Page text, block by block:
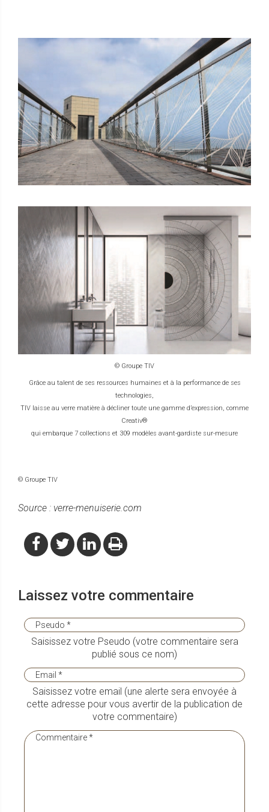
© Groupe TIV
Grâce au talent de ses ressources humaines et à la performance de ses
technologies,
TIV laisse au verre matière à décliner toute une gamme d’expression, comme
Creativ®
qui embarque 7 collections et 309 modèles avant-gardiste sur-mesure
© Groupe TIV
Source : verre-menuiserie.com
Laissez votre commentaire
Saisissez votre Pseudo (votre commentaire sera
publié sous ce nom)
Saisissez votre email (une alerte sera envoyée à
cette adresse pour vous avertir de la publication de
votre commentaire)